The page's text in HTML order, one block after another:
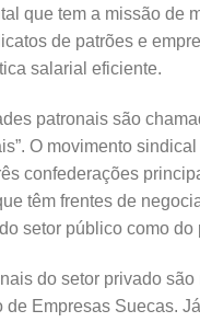
que tem a missão de
de patrões e
salarial eficiente.
patronais são
O movimento
confederações
têm frentes de
setor público como do
do setor privado são
de Empresas Suecas.